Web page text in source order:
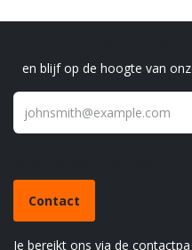
en blijf op de hoogte van
Contact
Je bereikt ons via de